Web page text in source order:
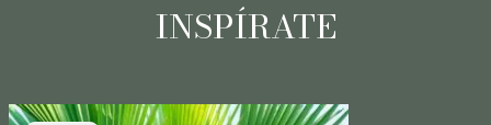
INSPÍRATE